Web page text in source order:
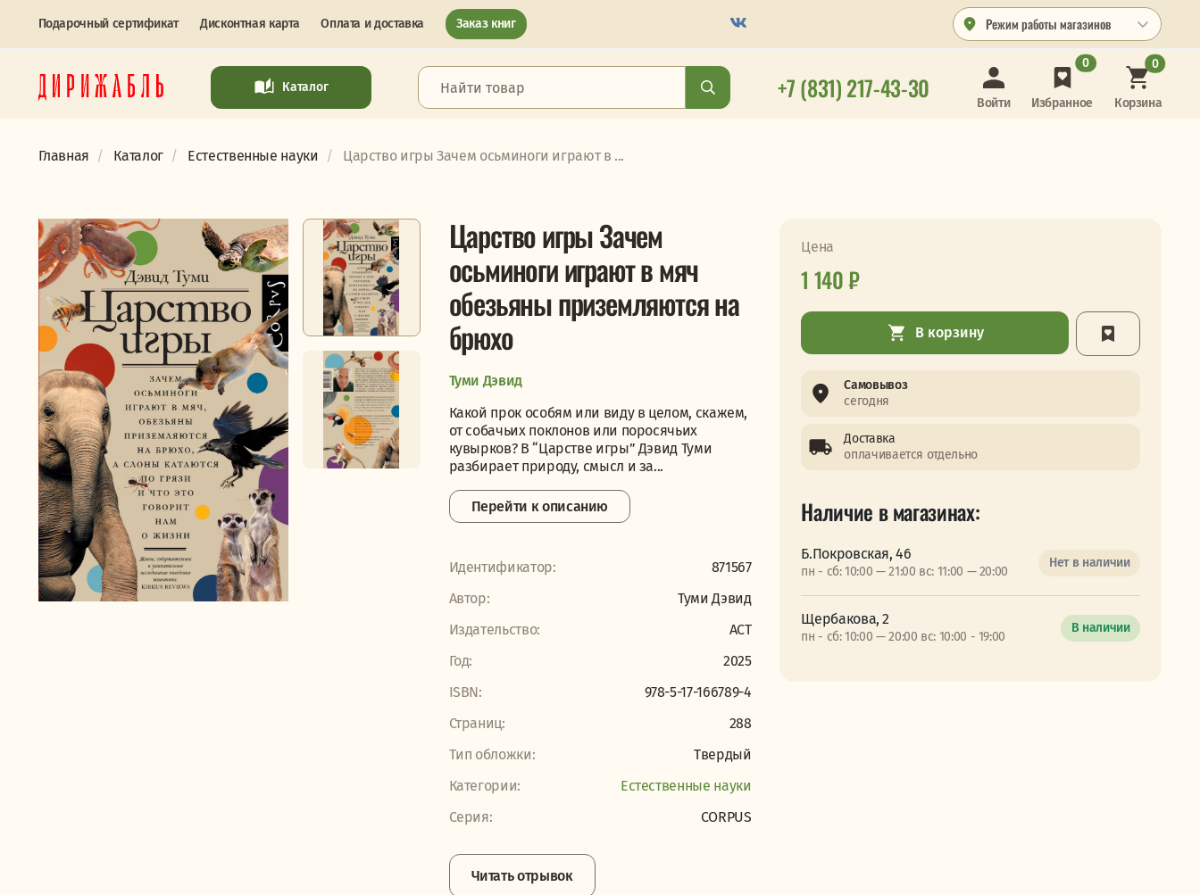
Подарочный сертификат Дисконтная карта Оплата и доставка Заказ книг Режим работы магазинов
Каталог +7 (831) 217-43-30 Войти Избранное
0
Корзина
0
Главная Каталог Естественные науки Царство игры Зачем осьминоги играют в ...
Царство игры Зачем
осьминоги играют в мяч
обезьяны приземляются на
брюхо
Туми Дэвид
Какой прок особям или виду в целом, скажем,
от собачьих поклонов или поросячьих
кувырков? В “Царстве игры” Дэвид Туми
разбирает природу, смысл и за...
Перейти к описанию
Идентификатор:
871567
Автор:
Туми Дэвид
Издательство:
АСТ
Год:
2025
ISBN:
978-5-17-166789-4
Страниц:
288
Тип обложки:
Твердый
Категории:
Естественные науки
Серия:
CORPUS
Читать отрывок
Цена
1 140 ₽
В корзину
Самовывоз
сегодня
Доставка
оплачивается отдельно
Наличие в магазинах:
Б.Покровская, 46
пн - сб: 10:00 — 21:00 вс: 11:00 — 20:00
Нет в наличии
Щербакова, 2
пн - сб: 10:00 — 20:00 вс: 10:00 - 19:00
В наличии